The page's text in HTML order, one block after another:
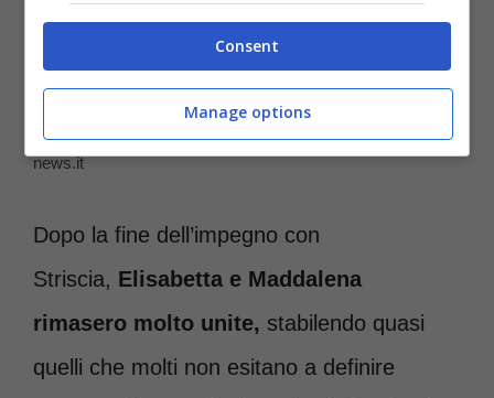
Elisabetta Canalis e Maddalena Corvaglia non sono più
news.it
Dopo la fine dell’impegno con
Striscia, Elisabetta e Maddalena
rimasero molto unite, stabilendo quasi
quelli che molti non esitano a definire
Consent
Manage options